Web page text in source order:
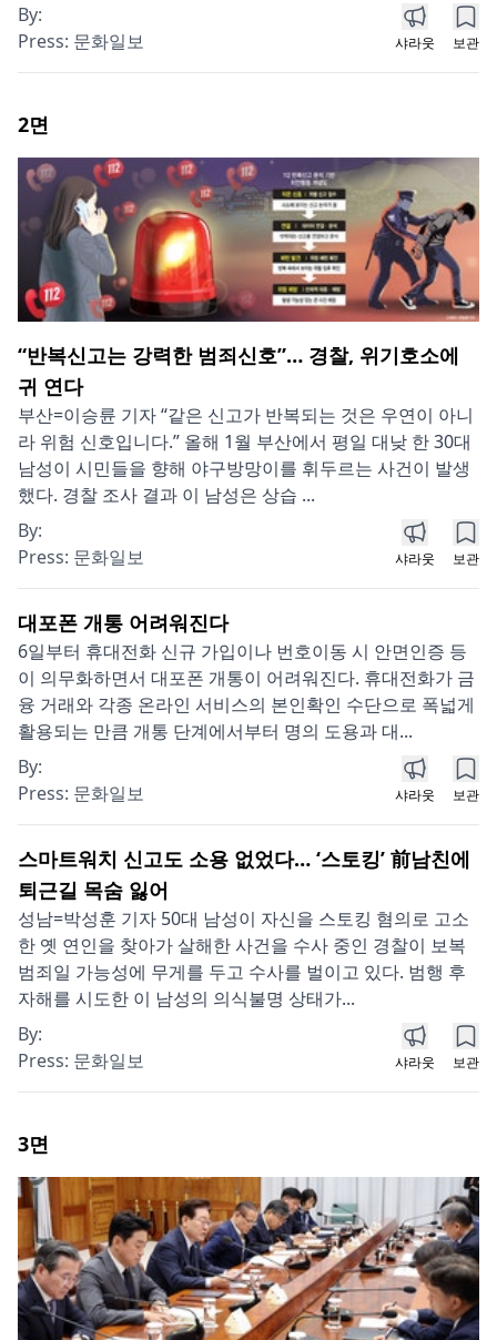
By:
Press: 문화일보 샤라웃 보관
2면
“반복신고는 강력한 범죄신호”… 경찰, 위기호소에
귀 연다
부산=이승륜 기자 “같은 신고가 반복되는 것은 우연이 아니
라 위험 신호입니다.” 올해 1월 부산에서 평일 대낮 한 30대
남성이 시민들을 향해 야구방망이를 휘두르는 사건이 발생
했다. 경찰 조사 결과 이 남성은 상습 ...
By:
Press: 문화일보 샤라웃 보관
대포폰 개통 어려워진다
6일부터 휴대전화 신규 가입이나 번호이동 시 안면인증 등
이 의무화하면서 대포폰 개통이 어려워진다. 휴대전화가 금
융 거래와 각종 온라인 서비스의 본인확인 수단으로 폭넓게
활용되는 만큼 개통 단계에서부터 명의 도용과 대...
By:
Press: 문화일보 샤라웃 보관
스마트워치 신고도 소용 없었다… ‘스토킹’ 前남친에
퇴근길 목숨 잃어
성남=박성훈 기자 50대 남성이 자신을 스토킹 혐의로 고소
한 옛 연인을 찾아가 살해한 사건을 수사 중인 경찰이 보복
범죄일 가능성에 무게를 두고 수사를 벌이고 있다. 범행 후
자해를 시도한 이 남성의 의식불명 상태가...
By:
Press: 문화일보 샤라웃 보관
3면